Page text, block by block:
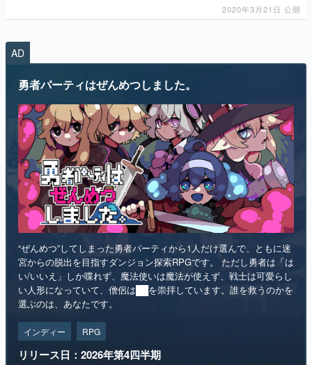
2020年3月21日 公開
AD
勇者パーティはぜんめつしました。
“ぜんめつ”してしまった勇者パーティから1人だけ選んで、ともに迷
宮からの脱出を目指すダンジョン探索RPGです。 ただし勇者は「は
い/いいえ」しか喋れず、魔法使いは魔法が使えず、戦士は可愛らし
い人形になっていて、僧侶は██を崇拝しています。誰を救うのかを
選ぶのは、あなたです。
インディー RPG
リリース日：2026年第4四半期